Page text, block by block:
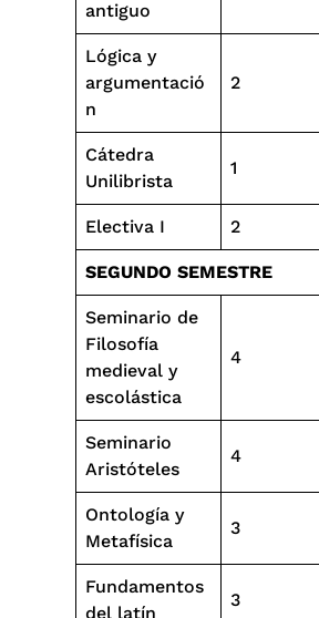
antiguo
Lógica y
argumentació
n
2
Cátedra
Unilibrista
1
Electiva I 2
SEGUNDO SEMESTRE
Seminario de
Filosofía
medieval y
escolástica
4
Seminario
Aristóteles
4
Ontología y
Metafísica
3
Fundamentos
del latín
3